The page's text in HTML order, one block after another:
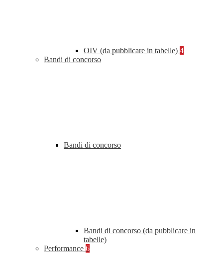
OIV (da pubblicare in tabelle) 4
Bandi di concorso
Bandi di concorso
Bandi di concorso (da pubblicare in
tabelle)
Performance 6